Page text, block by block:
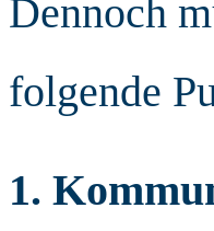
Dennoch
folgende
1.